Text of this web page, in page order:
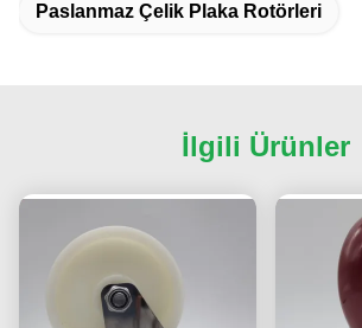
Paslanmaz Çelik Plaka Rotörleri
İlgili Ürünler